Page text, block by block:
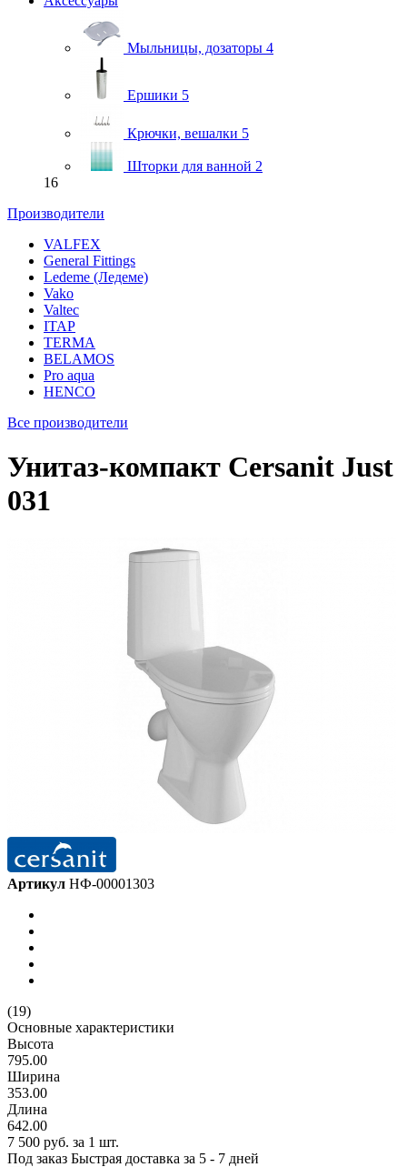
Мыльницы, дозаторы 4
Ершики 5
Крючки, вешалки 5
Шторки для ванной 2
16
Производители
VALFEX
General Fittings
Ledeme (Ледеме)
Vako
Valtec
ITAP
TERMA
BELAMOS
Pro aqua
HENCO
Все производители
Унитаз-компакт Cersanit Just
031
Артикул НФ-00001303
(19)
Основные характеристики
Высота
795.00
Ширина
353.00
Длина
642.00
7 500 руб. за 1 шт.
Под заказ Быстрая доставка за 5 - 7 дней